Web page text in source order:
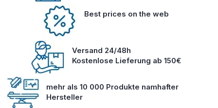
Best prices on the web
Versand 24/48h
Kostenlose Lieferung ab 150€
mehr als 10 000 Produkte namhafter
Hersteller